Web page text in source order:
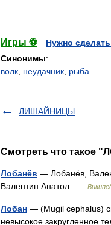
Игры ⚽
Нужно
Синонимы:
волк неудачник рыба
ЛИШАЙНИЦЫ
Смотреть что такое
Лобанёв — Лобанёв,
Валентин Анатол …
Лобан — (Mugil cephalus)
невысокое закругленное